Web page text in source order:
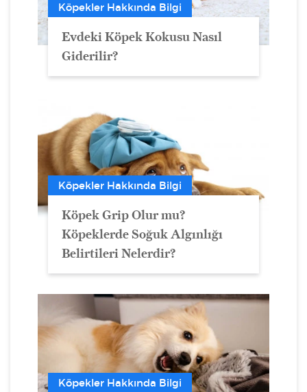
Köpekler Hakkında Bilgi
Evdeki Köpek Kokusu Nasıl
Giderilir?
Köpekler Hakkında Bilgi
Köpek Grip Olur mu?
Köpeklerde Soğuk Algınlığı
Belirtileri Nelerdir?
Köpekler Hakkında Bilgi